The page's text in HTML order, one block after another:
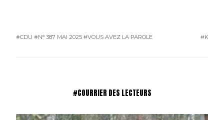
#CDU #N° 387 MAI 2025 #VOUS AVEZ LA PAROLE
#COURRIER DES LECTEURS